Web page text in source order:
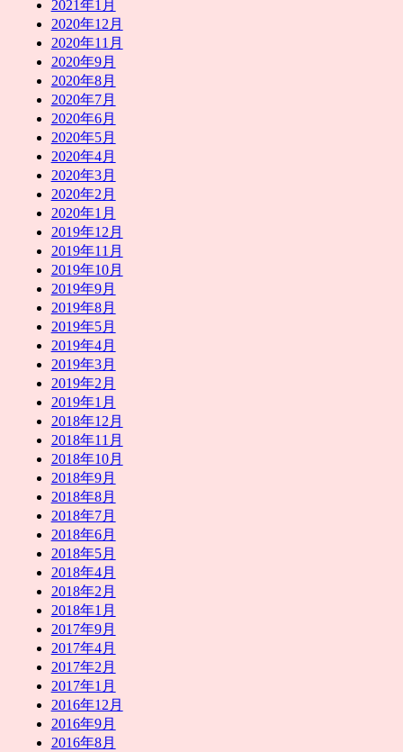
2021年1月
2020年12月
2020年11月
2020年9月
2020年8月
2020年7月
2020年6月
2020年5月
2020年4月
2020年3月
2020年2月
2020年1月
2019年12月
2019年11月
2019年10月
2019年9月
2019年8月
2019年5月
2019年4月
2019年3月
2019年2月
2019年1月
2018年12月
2018年11月
2018年10月
2018年9月
2018年8月
2018年7月
2018年6月
2018年5月
2018年4月
2018年2月
2018年1月
2017年9月
2017年4月
2017年2月
2017年1月
2016年12月
2016年9月
2016年8月